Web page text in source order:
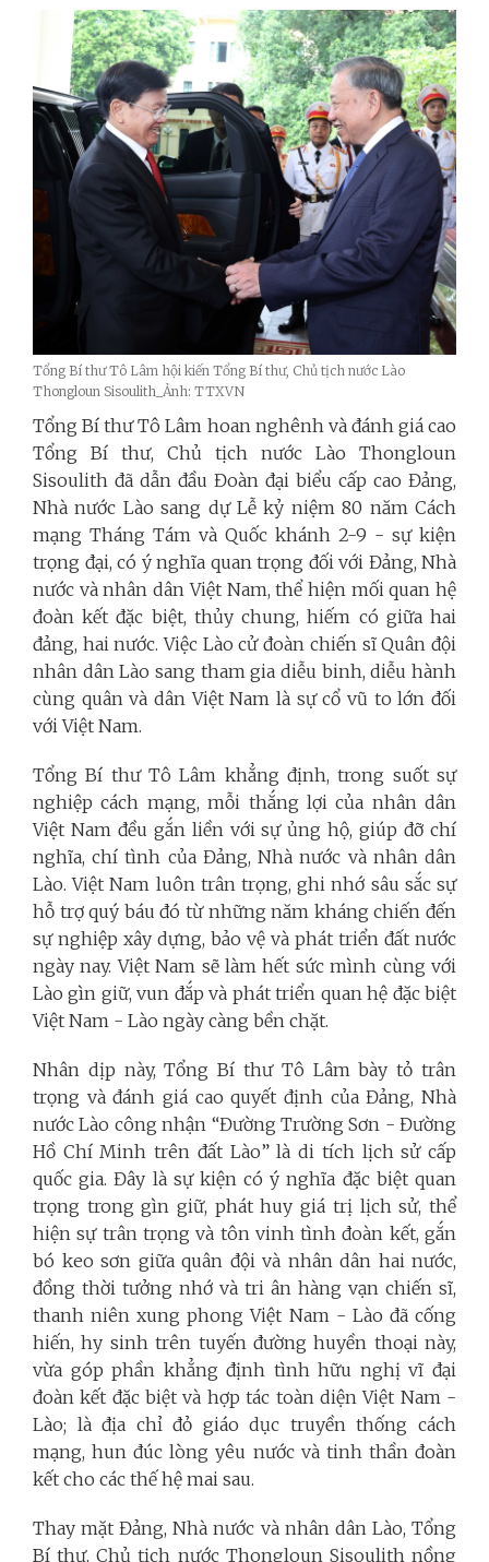
Tổng Bí thư Tô Lâm hội kiến Tổng Bí thư, Chủ tịch nước Lào
Thongloun Sisoulith_Ảnh: TTXVN
Tổng Bí thư Tô Lâm hoan nghênh và đánh giá cao
Tổng Bí thư, Chủ tịch nước Lào Thongloun
Sisoulith đã dẫn đầu Đoàn đại biểu cấp cao Đảng,
Nhà nước Lào sang dự Lễ kỷ niệm 80 năm Cách
mạng Tháng Tám và Quốc khánh 2-9 - sự kiện
trọng đại, có ý nghĩa quan trọng đối với Đảng, Nhà
nước và nhân dân Việt Nam, thể hiện mối quan hệ
đoàn kết đặc biệt, thủy chung, hiếm có giữa hai
đảng, hai nước. Việc Lào cử đoàn chiến sĩ Quân đội
nhân dân Lào sang tham gia diễu binh, diễu hành
cùng quân và dân Việt Nam là sự cổ vũ to lớn đối
với Việt Nam.
Tổng Bí thư Tô Lâm khẳng định, trong suốt sự
nghiệp cách mạng, mỗi thắng lợi của nhân dân
Việt Nam đều gắn liền với sự ủng hộ, giúp đỡ chí
nghĩa, chí tình của Đảng, Nhà nước và nhân dân
Lào. Việt Nam luôn trân trọng, ghi nhớ sâu sắc sự
hỗ trợ quý báu đó từ những năm kháng chiến đến
sự nghiệp xây dựng, bảo vệ và phát triển đất nước
ngày nay. Việt Nam sẽ làm hết sức mình cùng với
Lào gìn giữ, vun đắp và phát triển quan hệ đặc biệt
Việt Nam - Lào ngày càng bền chặt.
Nhân dịp này, Tổng Bí thư Tô Lâm bày tỏ trân
trọng và đánh giá cao quyết định của Đảng, Nhà
nước Lào công nhận “Đường Trường Sơn - Đường
Hồ Chí Minh trên đất Lào” là di tích lịch sử cấp
quốc gia. Đây là sự kiện có ý nghĩa đặc biệt quan
trọng trong gìn giữ, phát huy giá trị lịch sử, thể
hiện sự trân trọng và tôn vinh tình đoàn kết, gắn
bó keo sơn giữa quân đội và nhân dân hai nước,
đồng thời tưởng nhớ và tri ân hàng vạn chiến sĩ,
thanh niên xung phong Việt Nam - Lào đã cống
hiến, hy sinh trên tuyến đường huyền thoại này,
vừa góp phần khẳng định tình hữu nghị vĩ đại
đoàn kết đặc biệt và hợp tác toàn diện Việt Nam -
Lào; là địa chỉ đỏ giáo dục truyền thống cách
mạng, hun đúc lòng yêu nước và tinh thần đoàn
kết cho các thế hệ mai sau.
Thay mặt Đảng, Nhà nước và nhân dân Lào, Tổng
Bí thư, Chủ tịch nước Thongloun Sisoulith nồng